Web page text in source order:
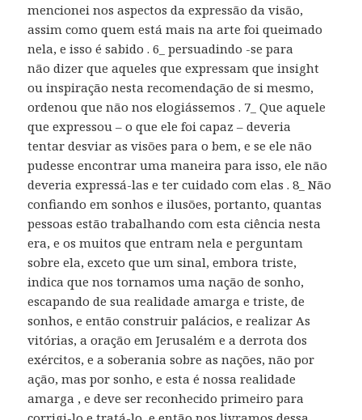
mencionei nos aspectos da expressão da visão,
assim como quem está mais na arte foi queimado
nela, e isso é sabido . 6_ persuadindo -se para
não dizer que aqueles que expressam que insight
ou inspiração nesta recomendação de si mesmo,
ordenou que não nos elogiássemos . 7_ Que aquele
que expressou – o que ele foi capaz – deveria
tentar desviar as visões para o bem, e se ele não
pudesse encontrar uma maneira para isso, ele não
deveria expressá-las e ter cuidado com elas . 8_ Não
confiando em sonhos e ilusões, portanto, quantas
pessoas estão trabalhando com esta ciência nesta
era, e os muitos que entram nela e perguntam
sobre ela, exceto que um sinal, embora triste,
indica que nos tornamos uma nação de sonho,
escapando de sua realidade amarga e triste, de
sonhos, e então construir palácios, e realizar As
vitórias, a oração em Jerusalém e a derrota dos
exércitos, e a soberania sobre as nações, não por
ação, mas por sonho, e esta é nossa realidade
amarga , e deve ser reconhecido primeiro para